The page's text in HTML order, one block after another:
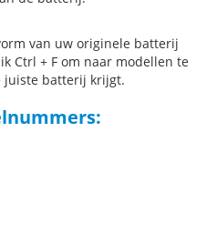
van uw originele batterij
Ctrl + F om naar modellen te
juiste batterij krijgt.